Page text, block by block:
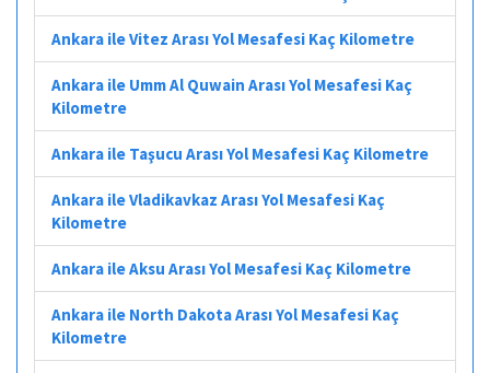
Ankara ile Vitez Arası Yol Mesafesi Kaç Kilometre
Ankara ile Umm Al Quwain Arası Yol Mesafesi Kaç
Kilometre
Ankara ile Taşucu Arası Yol Mesafesi Kaç Kilometre
Ankara ile Vladikavkaz Arası Yol Mesafesi Kaç
Kilometre
Ankara ile Aksu Arası Yol Mesafesi Kaç Kilometre
Ankara ile North Dakota Arası Yol Mesafesi Kaç
Kilometre